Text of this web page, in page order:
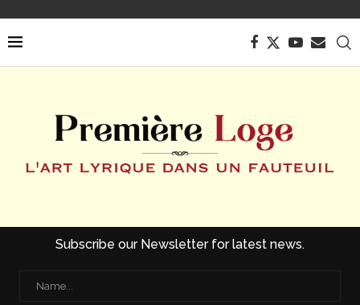
Subscribe our Newsletter for latest news.